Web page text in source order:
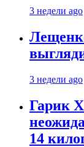
3 недели ago
3 недели ago
Гарик
14